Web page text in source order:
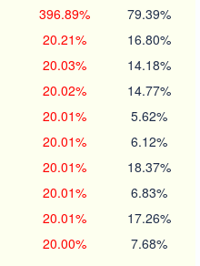
396.89% 79.39%
20.21% 16.80%
20.03% 14.18%
20.02% 14.77%
20.01% 5.62%
20.01% 6.12%
20.01% 18.37%
20.01% 6.83%
20.01% 17.26%
20.00% 7.68%